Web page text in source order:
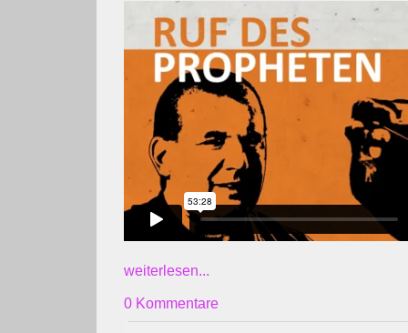
weiterlesen...
0 Kommentare